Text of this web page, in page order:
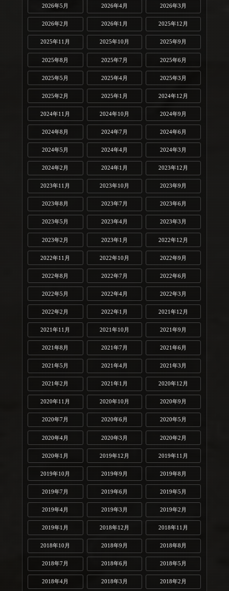
2026年5月 2026年4月 2026年3月
2026年2月 2026年1月 2025年12月
2025年11月 2025年10月 2025年9月
2025年8月 2025年7月 2025年6月
2025年5月 2025年4月 2025年3月
2025年2月 2025年1月 2024年12月
2024年11月 2024年10月 2024年9月
2024年8月 2024年7月 2024年6月
2024年5月 2024年4月 2024年3月
2024年2月 2024年1月 2023年12月
2023年11月 2023年10月 2023年9月
2023年8月 2023年7月 2023年6月
2023年5月 2023年4月 2023年3月
2023年2月 2023年1月 2022年12月
2022年11月 2022年10月 2022年9月
2022年8月 2022年7月 2022年6月
2022年5月 2022年4月 2022年3月
2022年2月 2022年1月 2021年12月
2021年11月 2021年10月 2021年9月
2021年8月 2021年7月 2021年6月
2021年5月 2021年4月 2021年3月
2021年2月 2021年1月 2020年12月
2020年11月 2020年10月 2020年9月
2020年7月 2020年6月 2020年5月
2020年4月 2020年3月 2020年2月
2020年1月 2019年12月 2019年11月
2019年10月 2019年9月 2019年8月
2019年7月 2019年6月 2019年5月
2019年4月 2019年3月 2019年2月
2019年1月 2018年12月 2018年11月
2018年10月 2018年9月 2018年8月
2018年7月 2018年6月 2018年5月
2018年4月 2018年3月 2018年2月